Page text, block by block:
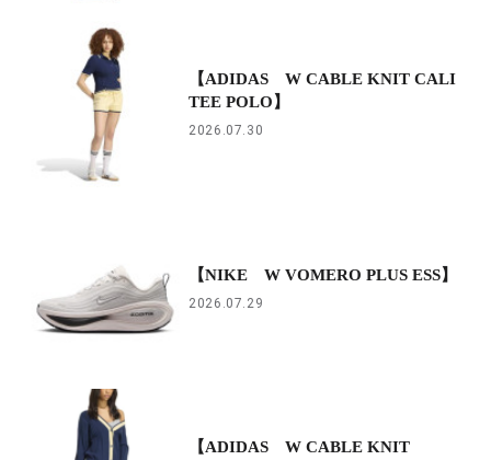
【ADIDAS W CABLE KNIT CALI
TEE POLO】
2026.07.30
【NIKE W VOMERO PLUS ESS】
2026.07.29
【ADIDAS W CABLE KNIT